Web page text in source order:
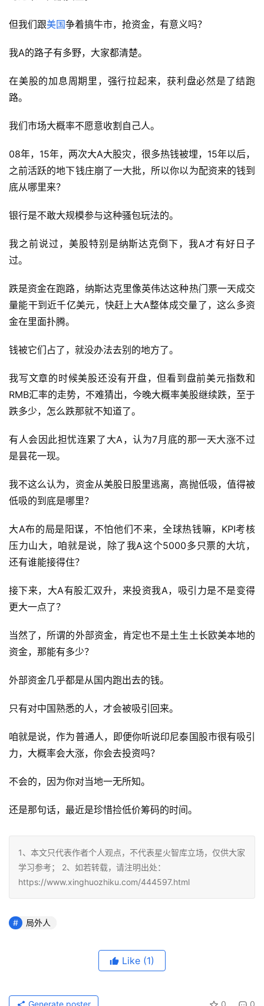
但我们跟美国争着搞牛市，抢资金，有意义吗？
我A的路子有多野，大家都清楚。
在美股的加息周期里，强行拉起来，获利盘必然是了结跑
路。
我们市场大概率不愿意收割自己人。
08年，15年，两次大A大股灾，很多热钱被埋，15年以后，
之前活跃的地下钱庄崩了一大批，所以你以为配资来的钱到
底从哪里来？
银行是不敢大规模参与这种骚包玩法的。
我之前说过，美股特别是纳斯达克倒下，我A才有好日子
过。
跌是资金在跑路，纳斯达克里像英伟达这种热门票一天成交
量能干到近千亿美元，快赶上大A整体成交量了，这么多资
金在里面扑腾。
钱被它们占了，就没办法去别的地方了。
我写文章的时候美股还没有开盘，但看到盘前美元指数和
RMB汇率的走势，不难猜出，今晚大概率美股继续跌，至于
跌多少，怎么跌那就不知道了。
有人会因此担忧连累了大A，认为7月底的那一天大涨不过
是昙花一现。
我不这么认为，资金从美股日股里逃离，高抛低吸，值得被
低吸的到底是哪里？
大A布的局是阳谋，不怕他们不来，全球热钱嘛，KPI考核
压力山大，咱就是说，除了我A这个5000多只票的大坑，
还有谁能接得住？
接下来，大A有股汇双升，来投资我A，吸引力是不是变得
更大一点了？
当然了，所谓的外部资金，肯定也不是土生土长欧美本地的
资金，那能有多少？
外部资金几乎都是从国内跑出去的钱。
只有对中国熟悉的人，才会被吸引回来。
咱就是说，作为普通人，即便你听说印尼泰国股市很有吸引
力，大概率会大涨，你会去投资吗？
不会的，因为你对当地一无所知。
还是那句话，最近是珍惜捡低价筹码的时间。
1、本文只代表作者个人观点，不代表星火智库立场，仅供大家
学习参考； 2、如若转载，请注明出处：
https://www.xinghuozhiku.com/444597.html
局外人
Like (1)